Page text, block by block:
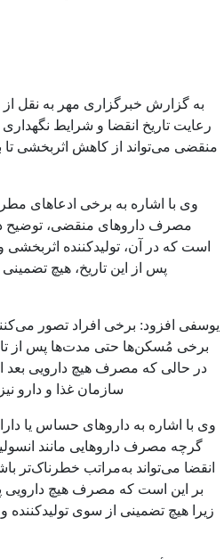
به گزارش خبرگزاری مهر به نقل از
رعایت تاریخ انقضا و شرایط نگهداری
می‌تواند از کاهش اثربخشی تا
وی با اشاره به برخی ادعاهای
مصرف داروهای منقضی، توضیح داد:
است که در آن، تولیدکننده اثربخشی و
پس از این تاریخ، هیچ
افزود: برخی افراد تصور می‌کنند
برخی مُسکن‌ها حتی مدت‌ها پس از
در حالی که مصرف هیچ دارویی بعد از
سازمان غذا و دارو
با اشاره به داروهای حساس یا
گرچه مصرف داروهایی مانند انسولین
می‌تواند به‌مراتب خطرناک‌تر باشد،
بر این است که مصرف هیچ دارویی پس
هیچ تضمینی از سوی تولیدکننده